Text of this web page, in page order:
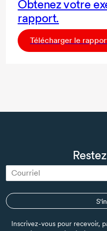
Obtenez votre
rapport.
Télécharger le
Inscrivez-vous pour recevoir,